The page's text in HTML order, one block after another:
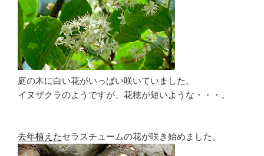
庭の木に白い花がいっぱい咲いていました。
イヌザクラのようですが、花穂が短いような・・・。
去年植えたセラスチュームの花が咲き始めました。